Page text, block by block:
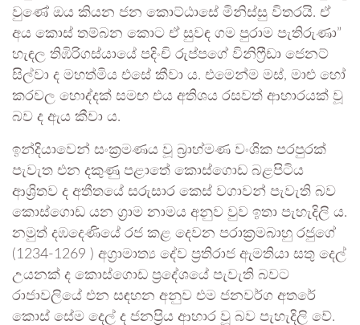
වුණේ ඔය කියන ජන කොට්ඨාසේ මිනිස්සු විතරයි. ඒ
අය කොස් තම්බන කොට ඒ සුවඳ ගම පුරාම පැතිරුණා”
හැඳල තිඹිරිගස්යායේ පදිංචි රුප්පගේ විනිෆ්‍රීඩා ජෙනට්
සිල්වා ද මහත්මිය එසේ කීවා ය. එමෙන්ම මස්, මාළු හෝ
කරවල හොද්දක් සමඟ එය අතිශය රසවත් ආහාරයක් වූ
බව ද ඇය කීවා ය.
ඉන්දියාවෙන් සංක්‍රමණය වූ බ්‍රාහ්මණ වංශික පරපුරක්
පැවැත එන දකුණු පළාතේ කොස්ගොඩ බළපිටිය
ආශ්‍රිතව ද අතීතයේ සරුසාර කෙස් වගාවන් පැවැති බව
කොස්ගොඩ යන ග්‍රාම නාමය අනුව වුව ඉතා පැහැදිලි ය.
නමුත් දඹදෙණියේ රජ කළ දෙවන පරාක්‍රමබාහු රජුගේ
(1234-1269 ) අග්‍රාමාත්‍ය දේව ප්‍රතිරාජ ඇමතියා සතු දෙල්
උයනක් ද කොස්ගොඩ ප්‍රදේශයේ පැවැති බවට
රාජාවලියේ එන සඳහන අනුව එම ජනවර්ග අතරේ
කොස් සේම දෙල් ද ජනප්‍රිය ආහාර වූ බව පැහැදිලි වේ.